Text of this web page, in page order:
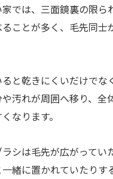
では、三面鏡裏の限ら
ことが多く、毛先同士
と乾きにくいだけでな
汚れが周囲へ移り、全
なります。
シは毛先が広がってい
緒に置かれていたりす